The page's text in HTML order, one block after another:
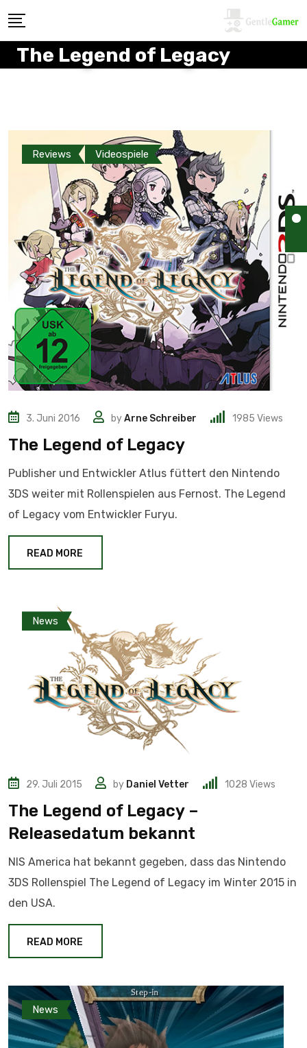
The Legend of Legacy
Reviews Videospiele
3. Juni 2016 byArne Schreiber 1985 Views
The Legend of Legacy
Publisher und Entwickler Atlus füttert den Nintendo
3DS weiter mit Rollenspielen aus Fernost. The Legend
of Legacy vom Entwickler Furyu.
READ MORE
News
29. Juli 2015 by Daniel Vetter 1028 Views
The Legend of Legacy –
Releasedatum bekannt
NIS America hat bekannt gegeben, dass das Nintendo
3DS Rollenspiel The Legend of Legacy im Winter 2015 in
den USA.
READ MORE
News